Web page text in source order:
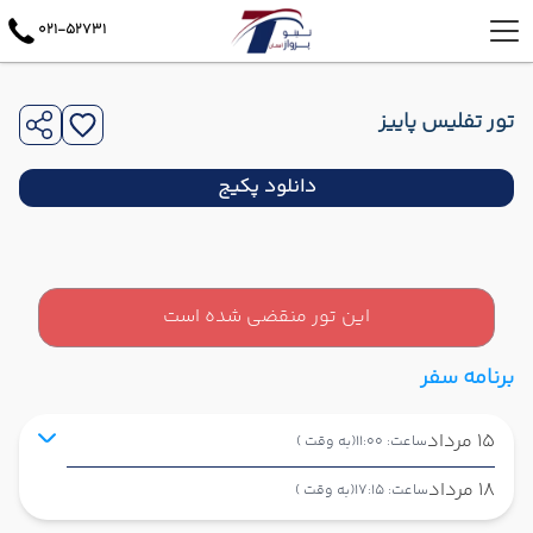
021-52731
تور تفلیس پاییز
دانلود پکیج
این تور منقضی شده است
برنامه سفر
15 مرداد ساعت: 11:00 (به وقت )
18 مرداد ساعت: 17:15 (به وقت )